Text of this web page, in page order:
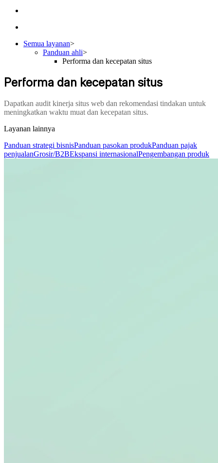
Semua layanan>
Panduan ahli>
Performa dan kecepatan situs
Performa dan kecepatan situs
Dapatkan audit kinerja situs web dan rekomendasi tindakan untuk
meningkatkan waktu muat dan kecepatan situs.
Layanan lainnya
Panduan strategi bisnisPanduan pasokan produkPanduan pajak
penjualanGrosir/B2BEkspansi internasionalPengembangan produk